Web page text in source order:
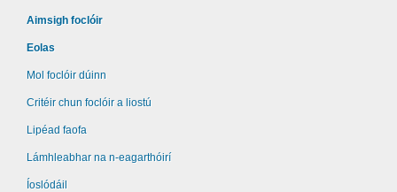
Aimsigh foclóir
Eolas
Mol foclóir dúinn
Critéir chun foclóir a liostú
Lipéad faofa
Lámhleabhar na n-eagarthóirí
Íoslódáil